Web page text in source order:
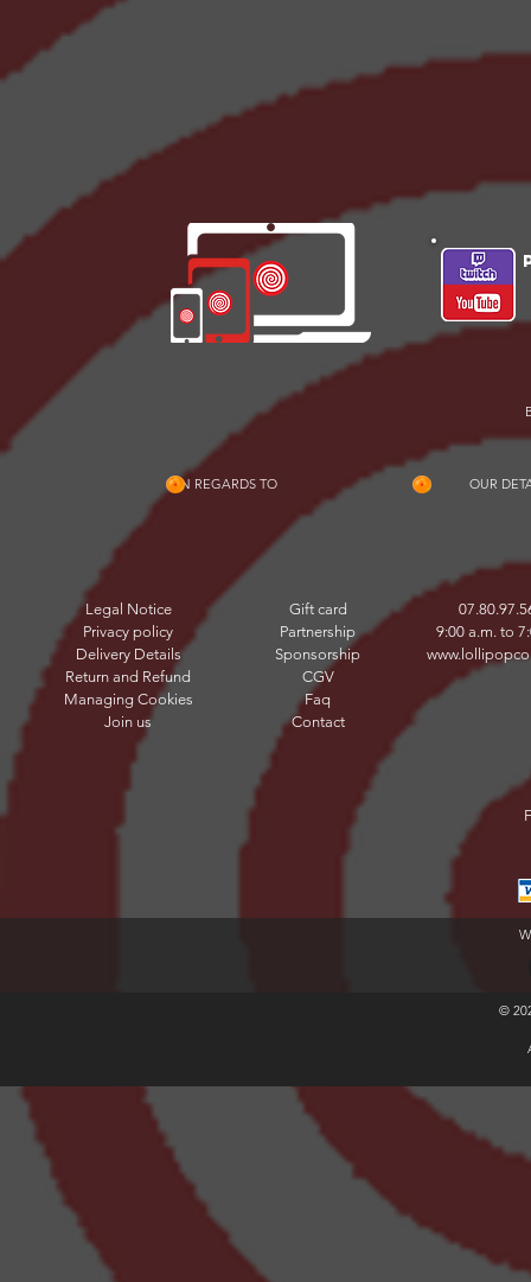
IN REGARDS TO OUR
Legal Notice
Privacy policy
Delivery Details
Return and Refund
Managing Cookies
Join us
Gift card
Partnership
Sponsorship
CGV
Faq
Contact
9:00 a.m. to
©